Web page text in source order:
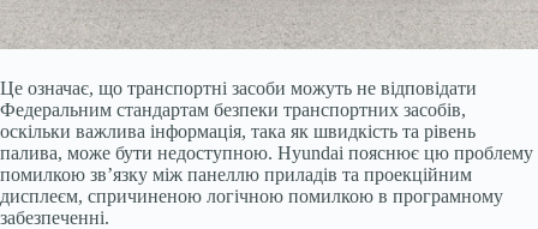
Це означає, що транспортні засоби можуть не відповідати
Федеральним стандартам безпеки транспортних засобів,
оскільки важлива інформація, така як швидкість та рівень
палива, може бути недоступною. Hyundai пояснює цю проблему
помилкою зв’язку між панеллю приладів та проекційним
дисплеєм, спричиненою логічною помилкою в програмному
забезпеченні.